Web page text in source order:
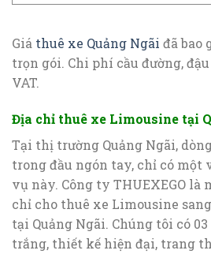
Giá thuê xe Quảng Ngãi đã bao
trọn gói. Chi phí cầu đường, đậu
VAT.
Địa chỉ thuê xe Limousine tại
Tại thị trường Quảng Ngãi,
trong đầu ngón tay, chỉ có một
vụ này. Công ty THUEXEGO
chỉ cho thuê xe Limousine
tại Quảng Ngãi. Chúng tôi có 03
trắng, thiết kế hiện đại, trang